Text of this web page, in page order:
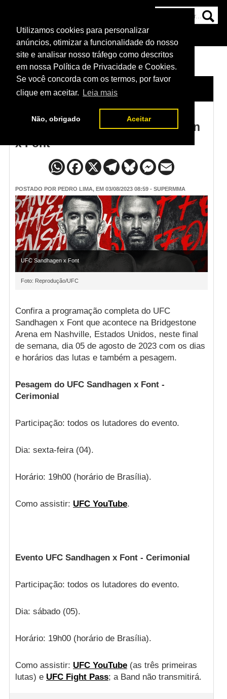
Utilizamos cookies para personalizar
anúncios, otimizar a funcionalidade do nosso
site e analisar nosso tráfego como descritos
em nossa Política de Privacidade e Cookies.
Se você concorda com os termos, por favor
clique em aceitar.
Leia mais
Não, obrigado Aceitar
NOTÍCIAS
HOME NOTÍCIAS
Programação do UFC Sandhagen
x Font
POSTADO POR PEDRO LIMA, EM 03/08/2023 08:59 - SUPERMMA
UFC Sandhagen x Font
Foto: Reprodução/UFC
Confira a programação completa do UFC
Sandhagen x Font que acontece na Bridgestone
Arena em Nashville, Estados Unidos, neste final
de semana, dia 05 de agosto de 2023 com os dias
e horários das lutas e também a pesagem.
Pesagem do UFC Sandhagen x Font -
Cerimonial
Participação: todos os lutadores do evento.
Dia: sexta-feira (04).
Horário: 19h00 (horário de Brasília).
Como assistir: UFC YouTube.
Evento UFC Sandhagen x Font - Cerimonial
Participação: todos os lutadores do evento.
Dia: sábado (05).
Horário: 19h00 (horário de Brasília).
Como assistir: UFC YouTube(as três primeiras
lutas) e UFC Fight Pass; a Band não transmitirá.